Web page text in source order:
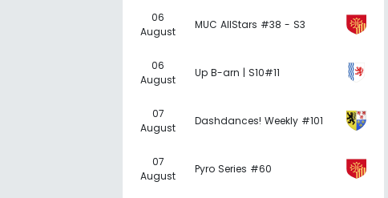
06
August
MUC AllStars #38 - S3
06
August
Up B-arn | S10#11
07
August
Dashdances! Weekly #101
07
August
Pyro Series #60